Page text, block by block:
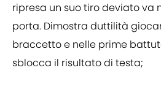
ripresa un suo tiro deviato va
porta. Dimostra duttilità
braccetto e nelle prime
sblocca il risultato di testa;